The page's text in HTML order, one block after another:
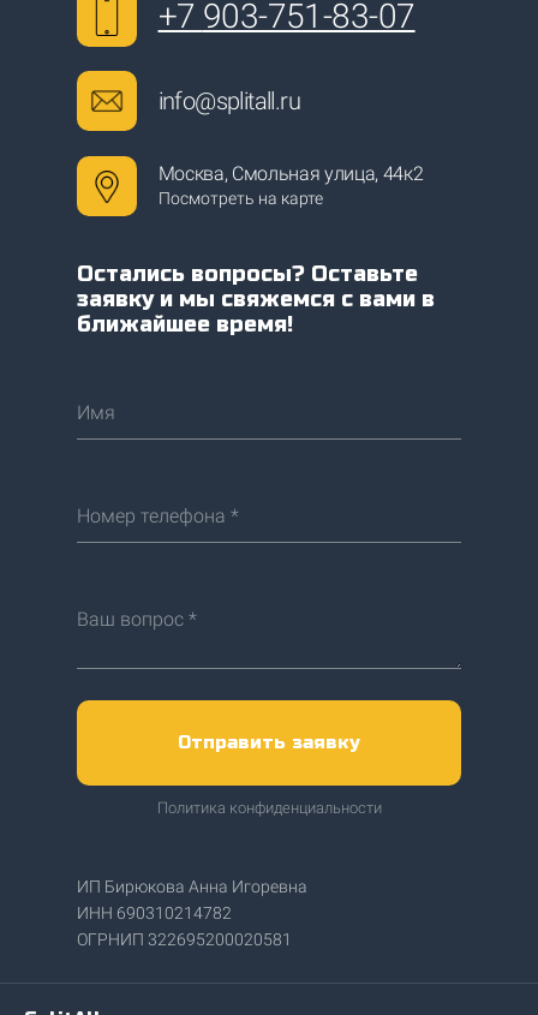
Москва, Смольная улица, 44к2
+7 903-751-83-07
info@splitall.ru
Остались вопросы? Оставьте
заявку и мы свяжемся с вами в
ближайшее время!
Имя
Номер телефона *
Ваш вопрос *
Отправить заявку
Политика конфиденциальности
Посмотреть на карте
ИП Бирюкова Анна Игоревна
ИНН 690310214782
ОГРНИП 322695200020581